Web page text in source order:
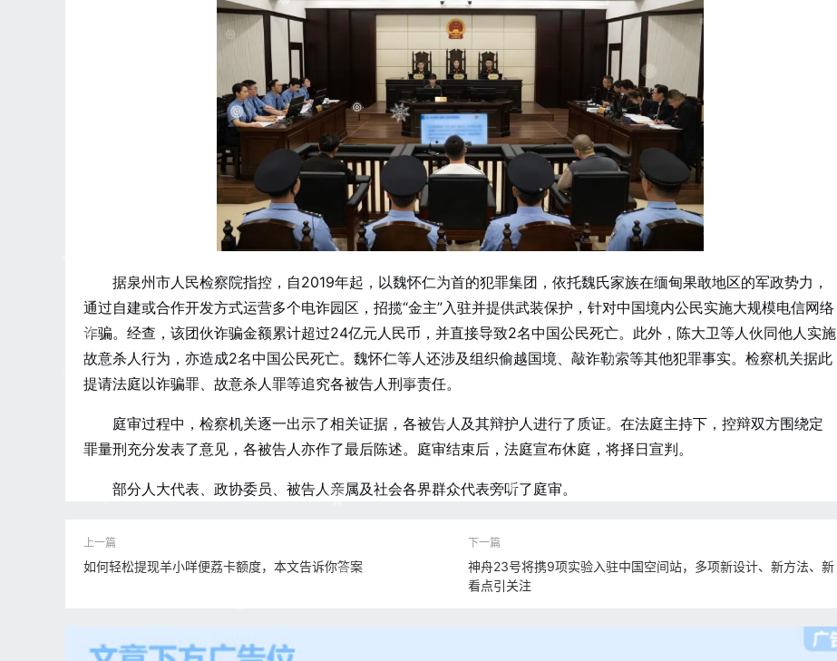
据泉州市人民检察院指控，自2019年起，以魏怀仁为首的犯罪集团，依托魏氏家族在缅甸果敢地区的军政势力，
通过自建或合作开发方式运营多个电诈园区，招揽“金主”入驻并提供武装保护，针对中国境内公民实施大规模电信网络
诈骗。经查，该团伙诈骗金额累计超过24亿元人民币，并直接导致2名中国公民死亡。此外，陈大卫等人伙同他人实施
故意杀人行为，亦造成2名中国公民死亡。魏怀仁等人还涉及组织偷越国境、敲诈勒索等其他犯罪事实。检察机关据此
提请法庭以诈骗罪、故意杀人罪等追究各被告人刑事责任。
庭审过程中，检察机关逐一出示了相关证据，各被告人及其辩护人进行了质证。在法庭主持下，控辩双方围绕定
罪量刑充分发表了意见，各被告人亦作了最后陈述。庭审结束后，法庭宣布休庭，将择日宣判。
部分人大代表、政协委员、被告人亲属及社会各界群众代表旁听了庭审。
如何轻松提现羊小咩便荔卡额度，本文告诉你答案
神舟23号将携9项实验入驻中国空间站，多项新设计、新方法、新
看点引关注